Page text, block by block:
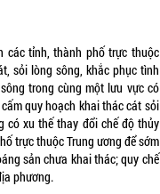
các tỉnh, thành phố trực thuộc
sỏi lòng sông, khắc phục tình
trong cùng một lưu vực có
quy hoạch khai thác cát sỏi
có xu thế thay đổi chế độ thủy
trực thuộc Trung ương để sớm
sản chưa khai thác; quy chế
phương.